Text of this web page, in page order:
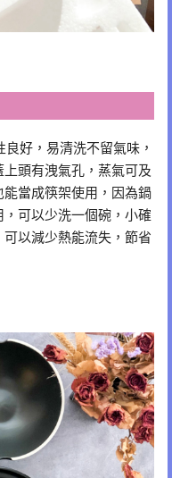
好，易清洗不留氣味，
頭有洩氣孔，蒸氣可及
當成筷架使用，因為鍋
可以少洗一個碗，小確
以減少熱能流失，節省